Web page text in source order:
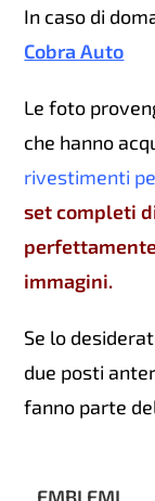
In caso di
Cobra Auto
Le foto
che hanno
rivestimenti
set completi
immagini.
Se lo
due posti
fanno parte
EMBLEMI